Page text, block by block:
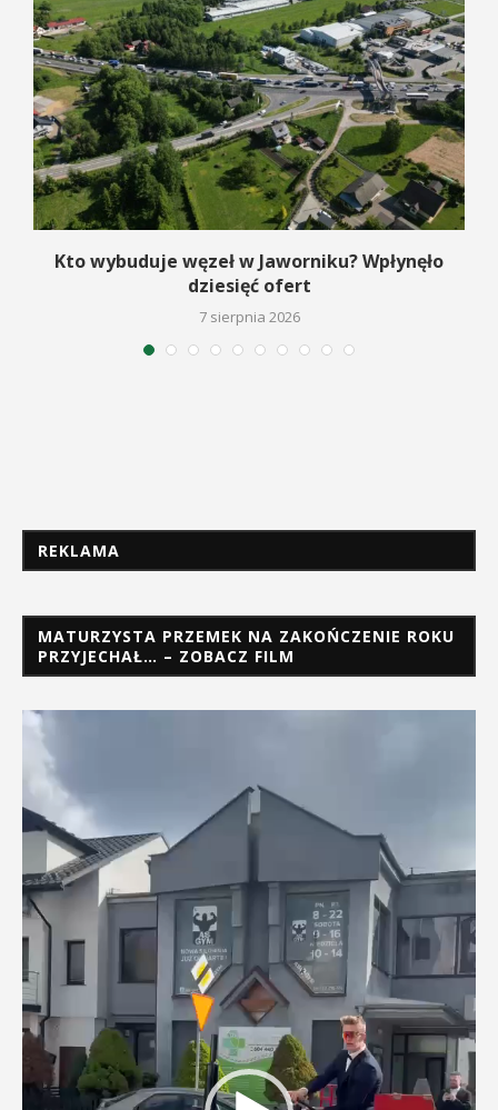
Kto wybuduje węzeł w Jaworniku? Wpłynęło
dziesięć ofert
7 sierpnia 2026
REKLAMA
MATURZYSTA PRZEMEK NA ZAKOŃCZENIE ROKU
PRZYJECHAŁ… – ZOBACZ FILM
Odtwarzacz